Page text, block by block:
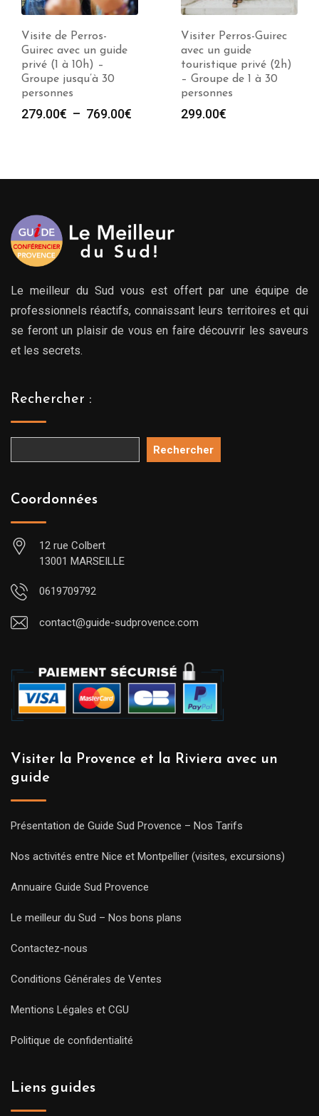
Visite de Perros-
Guirec avec un guide
privé (1 à 10h) –
Groupe jusqu’à 30
personnes
279.00€ – 769.00€
à
Visiter Perros-Guirec
avec un guide
touristique privé (2h)
– Groupe de 1 à 30
personnes
299.00€
Le meilleur du Sud vous est offert par une équipe de
professionnels réactifs, connaissant leurs territoires et qui
se feront un plaisir de vous en faire découvrir les saveurs
et les secrets.
Rechercher :
Rechercher
Coordonnées
12 rue Colbert
13001 MARSEILLE
0619709792
contact@guide-sudprovence.com
Visiter la Provence et la Riviera avec un
guide
Présentation de Guide Sud Provence – Nos Tarifs
Nos activités entre Nice et Montpellier (visites, excursions)
Annuaire Guide Sud Provence
Le meilleur du Sud – Nos bons plans
Contactez-nous
Conditions Générales de Ventes
Mentions Légales et CGU
Politique de confidentialité
Liens guides